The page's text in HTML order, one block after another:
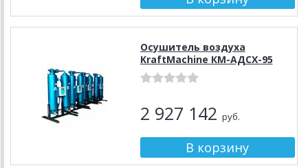
Осушитель воздуха
KraftMachine КМ-АДСХ-95
2 927 142 руб.